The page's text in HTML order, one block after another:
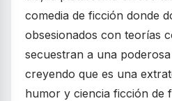
comedia de ficción donde
obsesionados con teorías
secuestran a una
creyendo que es una
humor y ciencia ficción de